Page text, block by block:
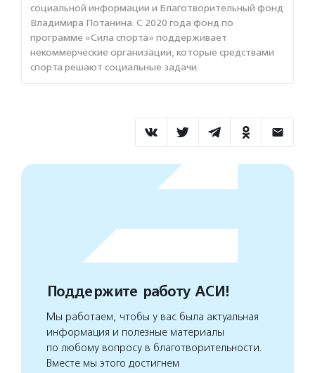
социальной информации и Благотворительный фонд
Владимира Потанина. С 2020 года фонд по
программе «Сила спорта» поддерживает
некоммерческие организации, которые средствами
спорта решают социальные задачи.
Поддержите работу АСИ!
Мы работаем, чтобы у вас была актуальная
информация и полезные материалы
по любому вопросу в благотворительности.
Вместе мы этого достигнем